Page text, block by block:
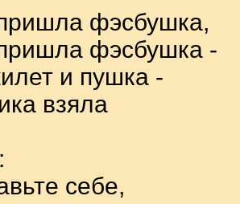
фэсбушка,
фэсбушка -
и пушка -
взяла
себе,